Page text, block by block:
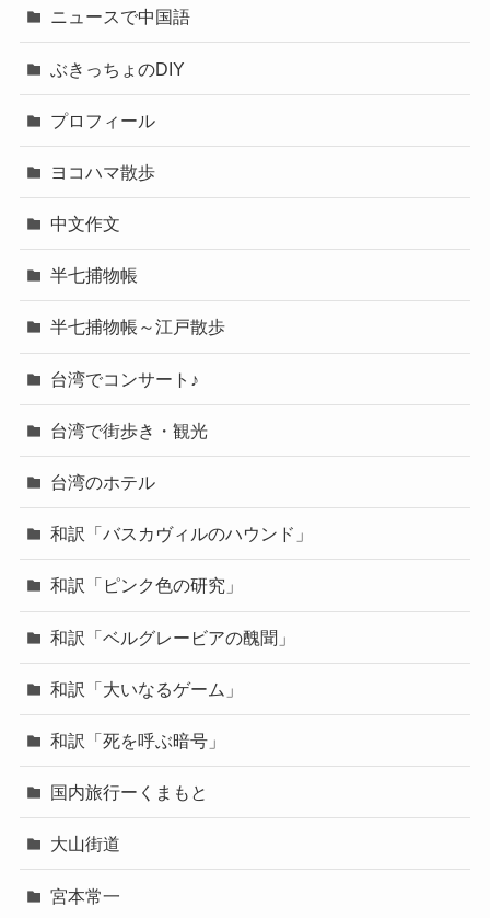
ニュースで中国語
ぶきっちょのDIY
プロフィール
ヨコハマ散歩
中文作文
半七捕物帳
半七捕物帳～江戸散歩
台湾でコンサート♪
台湾で街歩き・観光
台湾のホテル
和訳「バスカヴィルのハウンド」
和訳「ピンク色の研究」
和訳「ベルグレービアの醜聞」
和訳「大いなるゲーム」
和訳「死を呼ぶ暗号」
国内旅行ーくまもと
大山街道
宮本常一